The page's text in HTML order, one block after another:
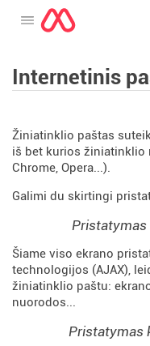
Atidarykite meniu
Internetinis
Žiniatinklio paštas
iš bet kurios žiniatinklio
Chrome, Opera...).
Galimi du skirtingi
Pristatymas
Šiame viso ekrano
technologijos (AJAX),
žiniatinklio paštu:
nuorodos...
Pristatymas